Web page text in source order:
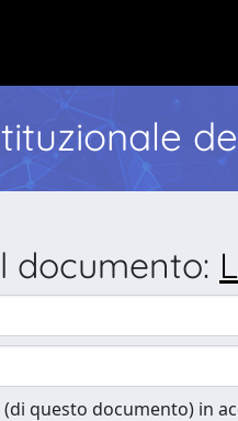
documento:
questo documento) in